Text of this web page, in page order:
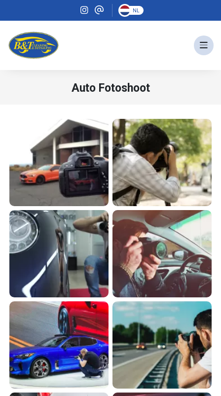
NL
auto fotoshoot
Auto Fotoshoot